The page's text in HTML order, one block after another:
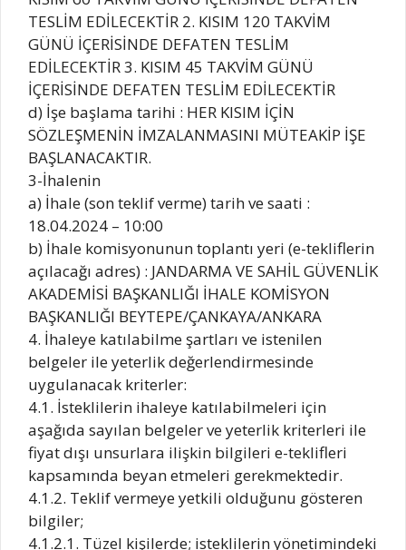
TESLİM EDİLECEKTİR 2. KISIM 120 TAKVİM
GÜNÜ İÇERİSİNDE DEFATEN TESLİM
EDİLECEKTİR 3. KISIM 45 TAKVİM GÜNÜ
İÇERİSİNDE DEFATEN TESLİM EDİLECEKTİR
d) İşe başlama tarihi : HER KISIM İÇİN
SÖZLEŞMENİN İMZALANMASINI MÜTEAKİP İŞE
BAŞLANACAKTIR.
3-İhalenin
a) İhale (son teklif verme) tarih ve saati :
18.04.2024 – 10:00
b) İhale komisyonunun toplantı yeri (e-tekliflerin
açılacağı adres) : JANDARMA VE SAHİL GÜVENLİK
AKADEMİSİ BAŞKANLIĞI İHALE KOMİSYON
BAŞKANLIĞI BEYTEPE/ÇANKAYA/ANKARA
4. İhaleye katılabilme şartları ve istenilen
belgeler ile yeterlik değerlendirmesinde
uygulanacak kriterler:
4.1. İsteklilerin ihaleye katılabilmeleri için
aşağıda sayılan belgeler ve yeterlik kriterleri ile
fiyat dışı unsurlara ilişkin bilgileri e-teklifleri
kapsamında beyan etmeleri gerekmektedir.
4.1.2. Teklif vermeye yetkili olduğunu gösteren
bilgiler;
4.1.2.1. Tüzel kişilerde; isteklilerin yönetimindeki